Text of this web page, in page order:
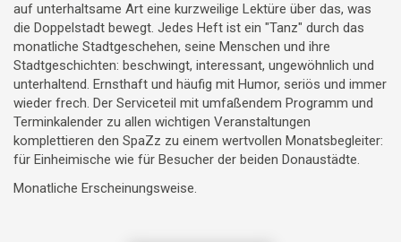
auf unterhaltsame Art eine kurzweilige Lektüre über das, was
die Doppelstadt bewegt. Jedes Heft ist ein "Tanz" durch das
monatliche Stadtgeschehen, seine Menschen und ihre
Stadtgeschichten: beschwingt, interessant, ungewöhnlich und
unterhaltend. Ernsthaft und häufig mit Humor, seriös und immer
wieder frech. Der Serviceteil mit umfaßendem Programm und
Terminkalender zu allen wichtigen Veranstaltungen
komplettieren den SpaZz zu einem wertvollen Monatsbegleiter:
für Einheimische wie für Besucher der beiden Donaustädte.
Monatliche Erscheinungsweise.